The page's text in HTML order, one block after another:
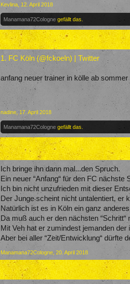
Kevlina 12. April 2018
Manamana72Cologne gefällt das.
1. FC Köln (@fckoeln) | Twitter
anfang neuer trainer in kölle ab sommer
nadine , 17. April 2018
Manamana72Cologne gefällt das.
Ich bringe ihn dann mal...den Spruch.
Ein neuer “Anfang“ für den FC nächste
Ich bin nicht unzufrieden mit dieser
Der Junge scheint nicht untalentiert, er
Natürlich ist es in Köln ein ganz
Da muß auch er den nächsten
Mit Veh hat er zumindest jemanden
Aber bei aller “Zeit/Entwicklung“ dürfte
Manamana72Cologne 20. April 2018